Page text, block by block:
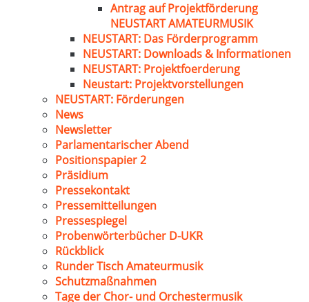
Antrag auf Projektförderung
NEUSTART AMATEURMUSIK
NEUSTART: Das Förderprogramm
NEUSTART: Downloads & Informationen
NEUSTART: Projektfoerderung
Neustart: Projektvorstellungen
NEUSTART: Förderungen
News
Newsletter
Parlamentarischer Abend
Positionspapier 2
Präsidium
Pressekontakt
Pressemitteilungen
Pressespiegel
Probenwörterbücher D-UKR
Rückblick
Runder Tisch Amateurmusik
Schutzmaßnahmen
Tage der Chor- und Orchestermusik